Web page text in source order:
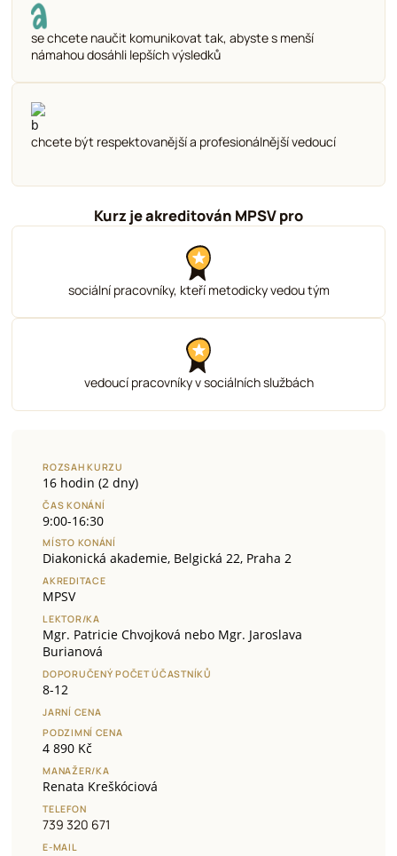
se chcete naučit komunikovat tak, abyste s menší
námahou dosáhli lepších výsledků
chcete být respektovanější a profesionálnější vedoucí
Kurz je akreditován MPSV pro
sociální pracovníky, kteří metodicky vedou tým
vedoucí pracovníky v sociálních službách
ROZSAH KURZU
16 hodin (2 dny)
ČAS KONÁNÍ
9:00-16:30
MÍSTO KONÁNÍ
Diakonická akademie, Belgická 22, Praha 2
AKREDITACE
MPSV
LEKTOR/KA
Mgr. Patricie Chvojková nebo Mgr. Jaroslava
Burianová
DOPORUČENÝ POČET ÚČASTNÍKŮ
8-12
JARNÍ CENA
PODZIMNÍ CENA
4 890 Kč
MANAŽER/KA
Renata Kreškóciová
TELEFON
739 320 671
E-MAIL